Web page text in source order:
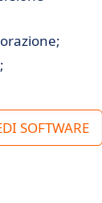
SOFTWARE